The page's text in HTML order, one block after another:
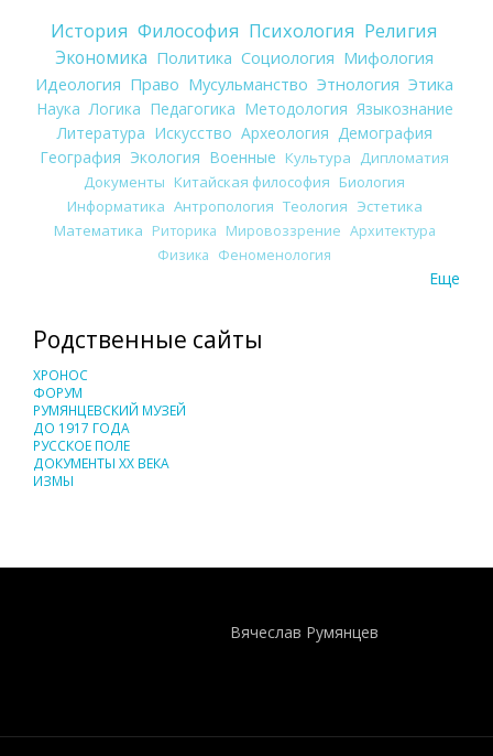
История Философия Психология Религия
Экономика Политика Социология Мифология
Идеология Право Мусульманство Этнология Этика
Наука Логика Педагогика Методология Языкознание
Литература Искусство Археология Демография
География Экология Военные Культура
Дипломатия
Документы Китайская философия Биология
Информатика Антропология Теология Эстетика
Математика Риторика Мировоззрение Архитектура
Физика Феноменология
Еще
Родственные сайты
ХРОНОС
ФОРУМ
РУМЯНЦЕВСКИЙ МУЗЕЙ
ДО 1917 ГОДА
РУССКОЕ ПОЛЕ
ДОКУМЕНТЫ XX ВЕКА
ИЗМЫ
Вячеслав Румянцев